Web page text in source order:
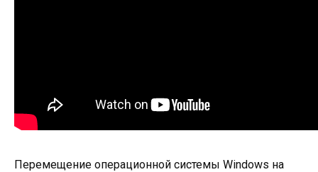
Перемещение операционной системы Windows на